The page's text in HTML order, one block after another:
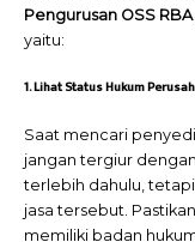
Pengurusan OSS RBA
yaitu:
1. Lihat Status Hukum
Saat mencari
jangan tergiur
terlebih dahulu,
jasa tersebut.
memiliki badan